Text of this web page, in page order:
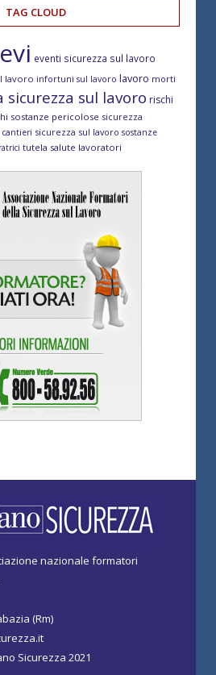
TAG CLOUD
eventi sicurezza sul lavoro
lavoro infortuni sul lavoro lavoro morti
sicurezza sul lavoro rischi
sostanze pericolose sicurezza
sicurezza sul lavoro sostanze
tutela salute lavoratori
nazionale formatori
(Rm)
Sicurezza 2021